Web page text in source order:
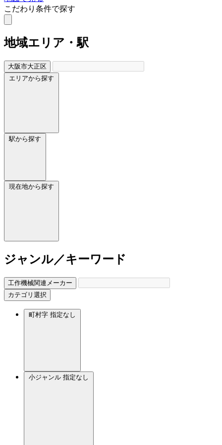
こだわり条件で探す
地域エリア・駅
大阪市大正区
エリアから探す
駅から探す
現在地から探す
ジャンル／キーワード
工作機械関連メーカー
カテゴリ選択
町村字 指定なし
小ジャンル 指定なし